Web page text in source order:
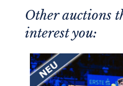
Other auctions
interest you: